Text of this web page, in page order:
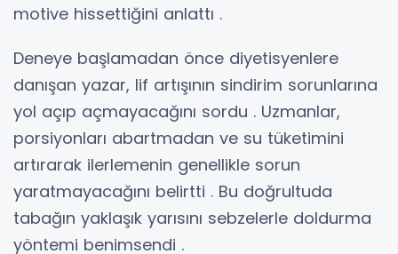
motive hissettiğini anlattı .
Deneye başlamadan önce diyetisyenlere
danışan yazar, lif artışının sindirim sorunlarına
yol açıp açmayacağını sordu . Uzmanlar,
porsiyonları abartmadan ve su tüketimini
artırarak ilerlemenin genellikle sorun
yaratmayacağını belirtti . Bu doğrultuda
tabağın yaklaşık yarısını sebzelerle doldurma
yöntemi benimsendi .